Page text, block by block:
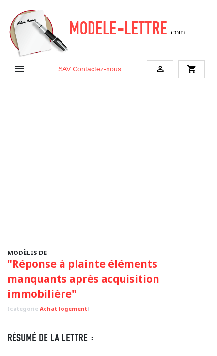
 SAV Contactez-nous  shopping_cart
MODÈLES DE
"Réponse à plainte éléments
manquants après acquisition
immobilière"
(categorie Achat logement)
RÉSUMÉ DE LA LETTRE :